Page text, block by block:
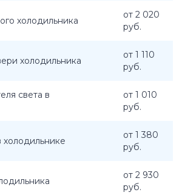
холодильника
от 2 020
руб.
холодильника
от 1 110
руб.
света в
от 1 010
руб.
холодильнике
от 1 380
руб.
от 2 930
руб.